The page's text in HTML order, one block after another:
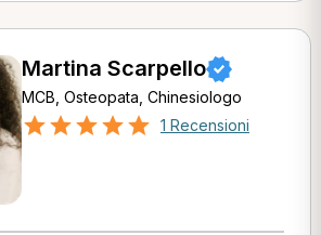
Martina Scarpello
MCB, Osteopata, Chinesiologo
1 Recensioni